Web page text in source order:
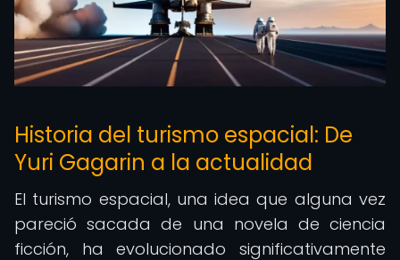
Historia del turismo espacial: De
Yuri Gagarin a la actualidad
El turismo espacial, una idea que alguna vez
pareció sacada de una novela de ciencia
ficción, ha evolucionado significativamente